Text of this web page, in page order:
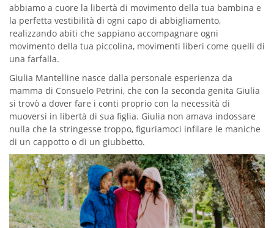
abbiamo a cuore la libertà di movimento della tua bambina e
la perfetta vestibilità di ogni capo di abbigliamento,
realizzando abiti che sappiano accompagnare ogni
movimento della tua piccolina, movimenti liberi come quelli di
una farfalla.
Giulia Mantelline nasce dalla personale esperienza da
mamma di Consuelo Petrini, che con la seconda genita Giulia
si trovò a dover fare i conti proprio con la necessità di
muoversi in libertà di sua figlia. Giulia non amava indossare
nulla che la stringesse troppo, figuriamoci infilare le maniche
di un cappotto o di un giubbetto.